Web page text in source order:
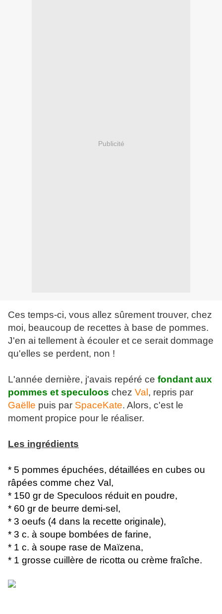
Publicité
Ces temps-ci, vous allez sûrement trouver, chez
moi, beaucoup de recettes à base de pommes.
J'en ai tellement à écouler et ce serait dommage
qu'elles se perdent, non !
L'année dernière, j'avais repéré ce fondant aux
pommes et speculoos chez Val , repris par
Gaëlle puis par SpaceKate. Alors, c'est le
moment propice pour le réaliser.
Les ingrédients
* 5 pommes épuchées, détaillées en cubes ou
râpées comme chez Val,
* 150 gr de Speculoos réduit en poudre,
* 60 gr de beurre demi-sel,
* 3 oeufs (4 dans la recette originale),
* 3 c. à soupe bombées de farine,
* 1 c. à soupe rase de Maïzena,
* 1 grosse cuillère de ricotta ou crème fraîche.